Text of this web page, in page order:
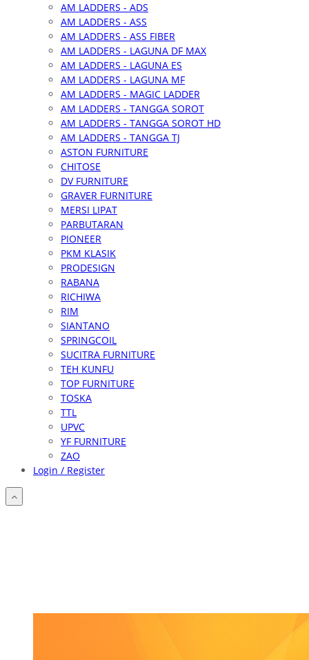
AM LADDERS - ADS
AM LADDERS - ASS
AM LADDERS - ASS FIBER
AM LADDERS - LAGUNA DF MAX
AM LADDERS - LAGUNA ES
AM LADDERS - LAGUNA MF
AM LADDERS - MAGIC LADDER
AM LADDERS - TANGGA SOROT
AM LADDERS - TANGGA SOROT HD
AM LADDERS - TANGGA TJ
ASTON FURNITURE
CHITOSE
DV FURNITURE
GRAVER FURNITURE
MERSI LIPAT
PARBUTARAN
PIONEER
PKM KLASIK
PRODESIGN
RABANA
RICHIWA
RIM
SIANTANO
SPRINGCOIL
SUCITRA FURNITURE
TEH KUNFU
TOP FURNITURE
TOSKA
TTL
UPVC
YF FURNITURE
ZAO
Login / Register